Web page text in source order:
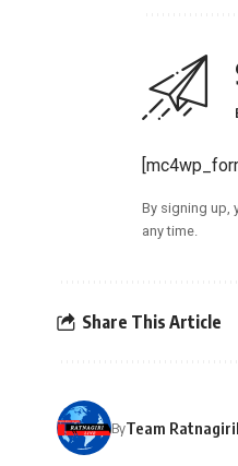
By signing up,
any time.
Share This Article
ByTeam